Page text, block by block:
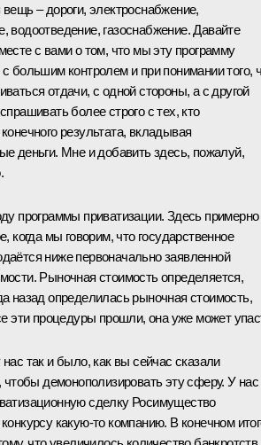
– дороги, электроснабжение,
водоотведение, газоснабжение. Давайте
с вами о том, что мы эту программу
большим контролем и при понимании того,
отдачи, с одной стороны, а с другой
более строго с тех, кто
результата, вкладывая
деньги. Мне и добавить здесь, пожалуй,
программы приватизации. Здесь примерно
когда мы говорим, что государственное
ниже первоначально заявленной
Рыночная стоимость определяется,
назад определилась рыночная стоимость,
эти процедуры прошли, она уже может
так и было, как вы сейчас сказали
чтобы демонополизировать эту сферу. У нас
сделку Росимущество
какую‑то компанию. В конечном